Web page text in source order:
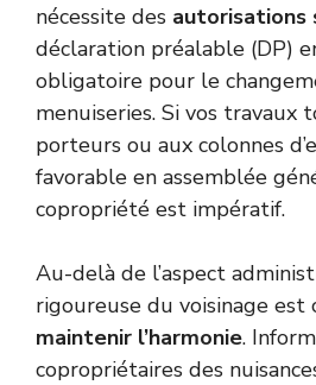
nécessite des autorisations
déclaration préalable (DP)
obligatoire pour le
menuiseries. Si vos travaux
porteurs ou aux colonnes
favorable en assemblée
copropriété est impératif.
Au-delà de l’aspect
rigoureuse du voisinage est
maintenir l’harmonie.
copropriétaires des